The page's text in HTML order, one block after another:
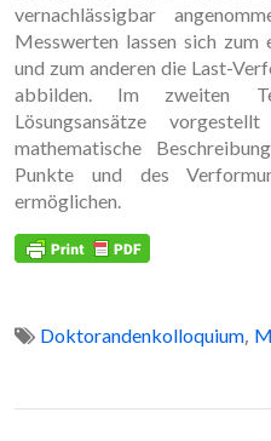
vernachlässigbar
Messwerten lassen sich zum
und zum anderen die Last-
abbilden. Im zweiten
Lösungsansätze
mathematische
Punkte und des
ermöglichen.
Doktorandenkolloquium,